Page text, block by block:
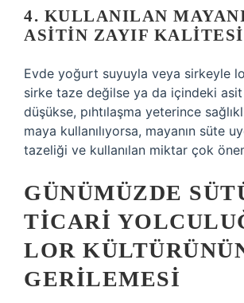
4. KULLANILAN
ASITIN ZAYIF KALITESI
Evde yoğurt suyuyla veya sirkeyle
sirke taze değilse ya da içindeki asit
düşükse, pıhtılaşma yeterince
maya kullanılıyorsa, mayanın süte
tazeliği ve kullanılan miktar çok
GÜNÜMÜZDE
TICARI
LOR
GERILEMESI